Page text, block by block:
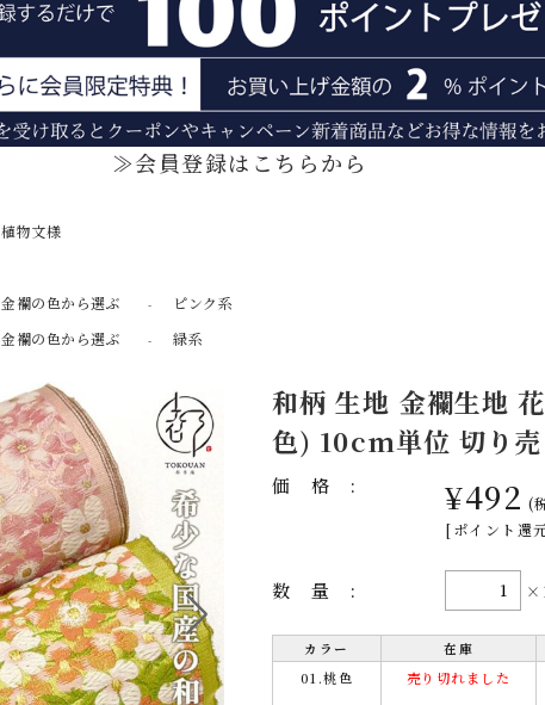
≫会員登録はこちらから
植物文様
金襴の色から選ぶ
ピンク系
金襴の色から選ぶ 緑系
和柄 生地 金襴生地
色) 10cm単位 切り売
価格: ¥492 (
[ポイント還
数量:
カラー 在庫
01.桃色 売り切れました